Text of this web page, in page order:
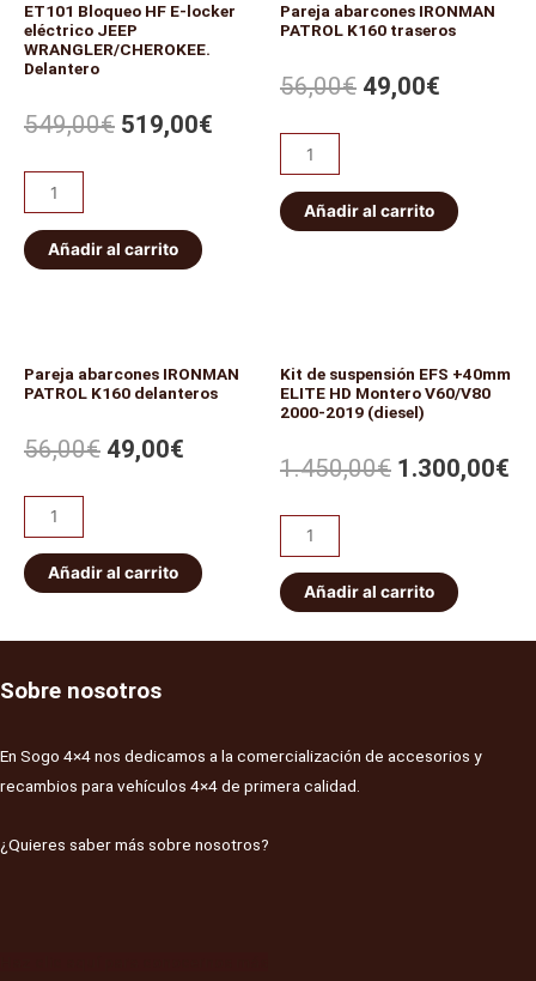
ET101 Bloqueo HF E-locker
eléctrico JEEP
WRANGLER/CHEROKEE.
Delantero
549,00€ 519,00€
Añadir al carrito
Pareja abarcones IRONMAN
PATROL K160 traseros
56,00€ 49,00€
Añadir al carrito
Pareja abarcones IRONMAN
PATROL K160 delanteros
56,00€ 49,00€
Añadir al carrito
Kit de suspensión EFS +40mm
ELITE HD Montero V60/V80
2000-2019 (diesel)
1.450,00€ 1.300,00€
Añadir al carrito
Sobre nosotros
En Sogo 4×4 nos dedicamos a la comercialización de accesorios y
recambios para vehículos 4×4 de primera calidad.
¿Quieres saber más sobre nosotros?